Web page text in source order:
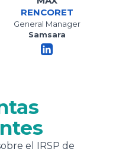
RENCORET
General Manager
Samsara
el IRSP de